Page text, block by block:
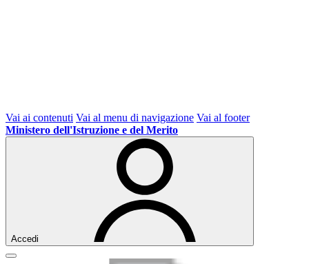
Vai ai contenuti Vai al menu di navigazione Vai al footer
Ministero dell'Istruzione e del Merito
Accedi